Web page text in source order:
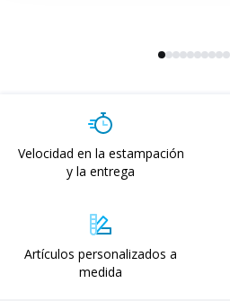
Velocidad en la estampación
y la entrega
Artículos personalizados a
medida